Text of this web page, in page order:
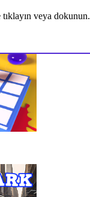
veya dokunun.